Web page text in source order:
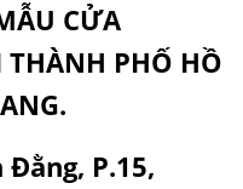
CỬA
PHỐ HỒ
P.15,